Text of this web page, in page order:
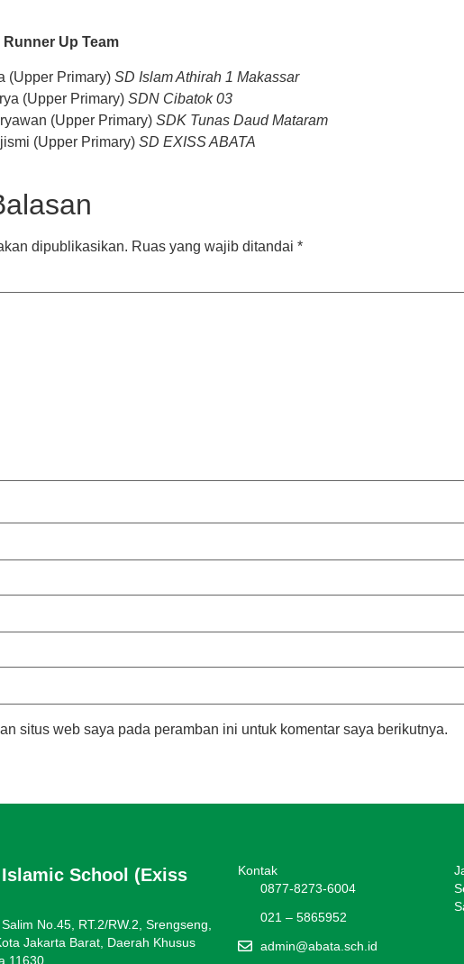
Runner Up Team
(Upper Primary) SD Islam Athirah 1 Makassar
(Upper Primary) SDN Cibatok 03
(Upper Primary) SDK Tunas Daud Mataram
(Upper Primary) SD EXISS ABATA
dipublikasikan. Ruas yang wajib ditandai *
situs web saya pada peramban ini untuk komentar saya berikutnya.
School (Exiss
No.45, RT.2/RW.2, Srengseng,
Jakarta Barat, Daerah Khusus
11630.
Kontak
0877-8273-6004
021 – 5865952
admin@abata.sch.id